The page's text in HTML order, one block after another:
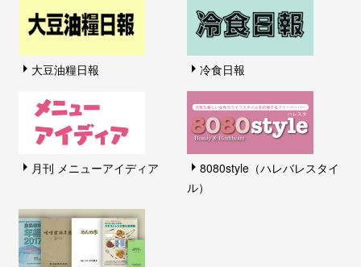
大豆油糧日報 冷食日報
月刊 メニューアイディア
8080style（ハレバレスタイ
ル）